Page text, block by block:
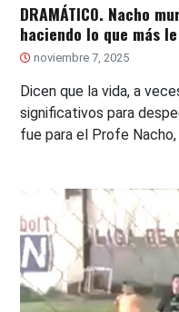
DRAMÁTICO. Nacho
haciendo lo que más
noviembre 7, 2025
Dicen que la vida, a
significativos para
fue para el Profe Nacho,